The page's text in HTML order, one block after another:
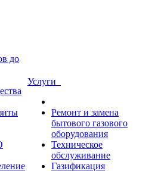
до
Услуги
Ремонт и замена
бытового газового
оборудования
Техническое
обслуживание
Газификация